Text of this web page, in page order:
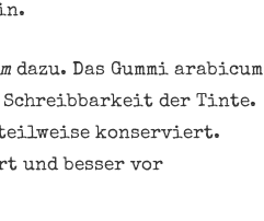
dazu. Das Gummi arabicum
der Tinte.
konserviert.
und besser vor